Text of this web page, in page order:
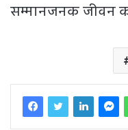
सम्मानजनक जीवन